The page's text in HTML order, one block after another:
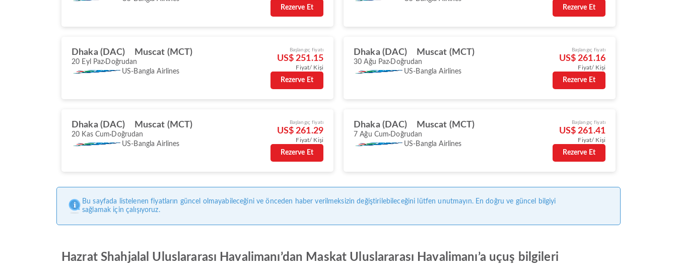
Rezerve Et Rezerve Et
Dhaka (DAC) Muscat (MCT)
20 Eyl Paz Doğrudan
US-Bangla Airlines
Başlangıç fiyatı
US$ 251.15
Fiyat/ Kişi
Rezerve Et
Dhaka (DAC) Muscat (MCT)
30 Ağu Paz Doğrudan
US-Bangla Airlines
Başlangıç fiyatı
US$ 261.16
Fiyat/ Kişi
Rezerve Et
Dhaka (DAC) Muscat (MCT)
20 Kas Cum Doğrudan
US-Bangla Airlines
Başlangıç fiyatı
US$ 261.29
Fiyat/ Kişi
Rezerve Et
Dhaka (DAC) Muscat (MCT)
7 Ağu Cum Doğrudan
US-Bangla Airlines
Başlangıç fiyatı
US$ 261.41
Fiyat/ Kişi
Rezerve Et
Bu sayfada listelenen fiyatların güncel olmayabileceğini ve önceden haber verilmeksizin değiştirilebileceğini lütfen unutmayın. En doğru ve güncel bilgiyi
sağlamak için çalışıyoruz.
Hazrat Shahjalal Uluslararası Havalimanı’dan Maskat Uluslararası Havalimanı’a uçuş bilgileri